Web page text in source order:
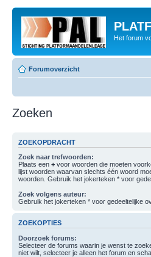
Het forum
Forumoverzicht
Zoeken
ZOEKOPDRACHT
Zoek naar trefwoorden:
Plaats een + voor woorden die moeten
lijst woorden waarvan slechts één woord
woorden. Gebruik het jokerteken * voor
Zoek volgens auteur:
Gebruik het jokerteken * voor gedeeltelijke
ZOEKOPTIES
Doorzoek forums:
Selecteer de forums waarin je wenst te
niet wilt, selecteer je alleen het forum en